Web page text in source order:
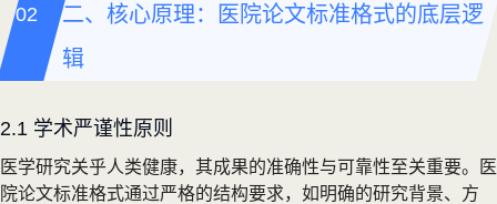
二、核心原理：医院论文标准格式的底层逻
辑
2.1 学术严谨性原则
医学研究关乎人类健康，其成果的准确性与可靠性至关重要。医
院论文标准格式通过严格的结构要求，如明确的研究背景、方